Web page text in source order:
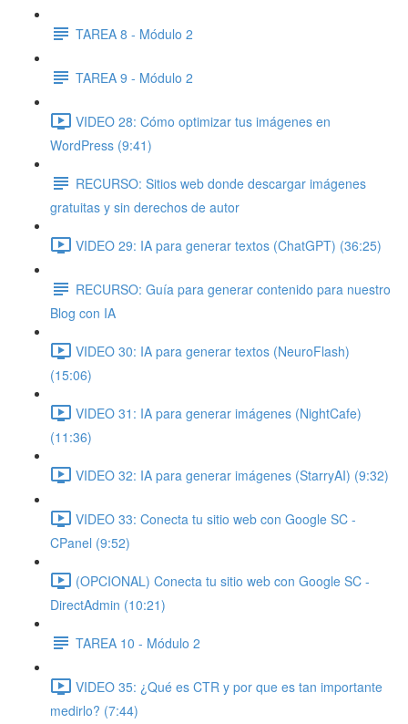
TAREA 8 - Módulo 2
TAREA 9 - Módulo 2
VIDEO 28: Cómo optimizar tus imágenes en
WordPress (9:41)
RECURSO: Sitios web donde descargar imágenes
gratuitas y sin derechos de autor
VIDEO 29: IA para generar textos (ChatGPT) (36:25)
RECURSO: Guía para generar contenido para nuestro
Blog con IA
VIDEO 30: IA para generar textos (NeuroFlash)
(15:06)
VIDEO 31: IA para generar imágenes (NightCafe)
(11:36)
VIDEO 32: IA para generar imágenes (StarryAI) (9:32)
VIDEO 33: Conecta tu sitio web con Google SC -
CPanel (9:52)
(OPCIONAL) Conecta tu sitio web con Google SC -
DirectAdmin (10:21)
TAREA 10 - Módulo 2
VIDEO 35: ¿Qué es CTR y por que es tan importante
medirlo? (7:44)